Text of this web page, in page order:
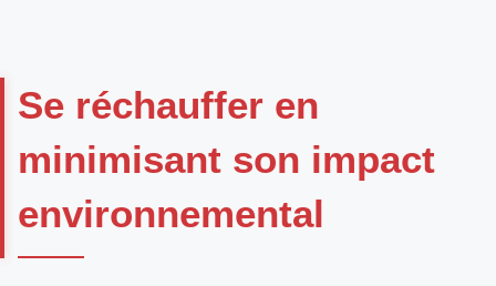
Se réchauffer en
minimisant son impact
environnemental